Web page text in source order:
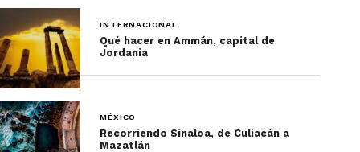
encuentran ubicados en las islas de Abaco, Andros
Conception Island, Crookes Islad, Eleuthera,
Exuma, Grand Bahamas, Inagua, New Providence y
San Salvador.
En ellos, los más aventureros podrán descubrir la
flora y fauna local, incluso, podrán tener
encuentros con iguanas y tortugas marinas. Y sí,
INTERNACIONAL
Qué hacer en Ammán, capital de
Jordania
MÉXICO
Recorriendo Sinaloa, de Culiacán a
Mazatlán